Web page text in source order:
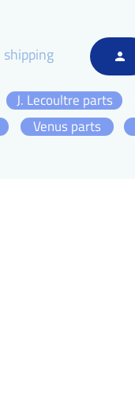
person
shipping
J. Lecoultre parts
Venus parts